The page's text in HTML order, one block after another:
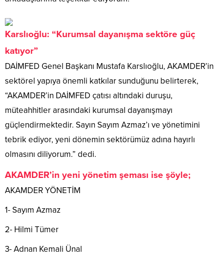
Karslıoğlu: “Kurumsal dayanışma sektöre güç
katıyor”
DAİMFED Genel Başkanı Mustafa Karslıoğlu, AKAMDER’in
sektörel yapıya önemli katkılar sunduğunu belirterek,
“AKAMDER’in DAİMFED çatısı altındaki duruşu,
müteahhitler arasındaki kurumsal dayanışmayı
güçlendirmektedir. Sayın Sayım Azmaz’ı ve yönetimini
tebrik ediyor, yeni dönemin sektörümüz adına hayırlı
olmasını diliyorum.” dedi.
AKAMDER’in yeni yönetim şeması ise şöyle;
AKAMDER YÖNETİM
1- Sayım Azmaz
2- Hilmi Tümer
3- Adnan Kemali Ünal